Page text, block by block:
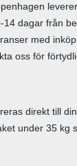
14 dagar från
med
oss för
direkt till
under 35 kg